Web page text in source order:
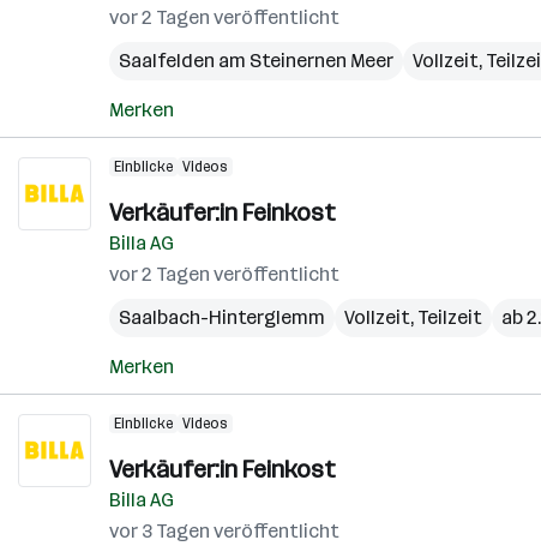
vor 2 Tagen veröffentlicht
Saalfelden am Steinernen Meer
Vollzeit,
Merken
Einblicke Videos
Verkäufer:in Feinkost
Billa AG
vor 2 Tagen veröffentlicht
Saalbach-Hinterglemm
Vollzeit, Teilzeit ab
Merken
Einblicke Videos
Verkäufer:in Feinkost
Billa AG
vor 3 Tagen veröffentlicht